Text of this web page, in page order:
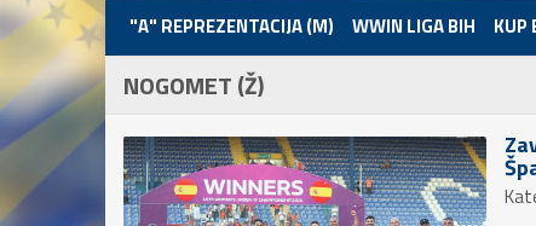
"A" REPREZENTACIJA (M) WWIN LIGA BIH KUP
NOGOMET (Ž)